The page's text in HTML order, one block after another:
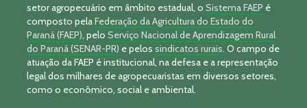
setor agropecuário em âmbito estadual, o Sistema FAEP é
composto pelaFederação da Agricultura do Estado do
Paraná (FAEP), pelo Serviço Nacional de Aprendizagem Rural
do Paraná (SENAR-PR) e pelos sindicatos rurais. O campo de
atuação da FAEP é institucional, na defesa e a representação
legal dos milhares de agropecuaristas em diversos setores,
como o econômico, social e ambiental.